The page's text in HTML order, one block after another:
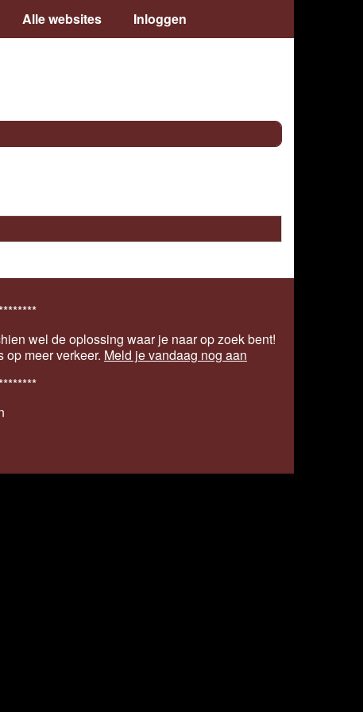
Alle websites Inloggen
wel de oplossing waar je naar op zoek bent!
meer verkeer. Meld je vandaag nog aan